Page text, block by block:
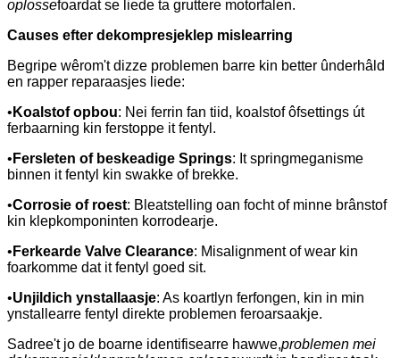
oplossefoardat se liede ta gruttere motorfalen.
Causes efter dekompresjeklep mislearring
Begripe wêrom't dizze problemen barre kin better ûnderhâld
en rapper reparaasjes liede:
• Koalstof opbou: Nei ferrin fan tiid, koalstof ôfsettings út
ferbaarning kin ferstoppe it fentyl.
• Fersleten of beskeadige Springs: It springmeganisme
binnen it fentyl kin swakke of brekke.
•Corrosie of roest: Bleatstelling oan focht of minne brânstof
kin klepkomponinten korrodearje.
• Ferkearde Valve Clearance: Misalignment of wear kin
foarkomme dat it fentyl goed sit.
•Unjildich ynstallaasje: As koartlyn ferfongen, kin in min
ynstallearre fentyl direkte problemen feroarsaakje.
Sadree't jo de boarne identifisearre hawwe,problemen mei